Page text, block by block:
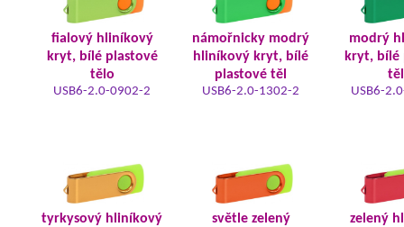
fialový hliníkový
kryt, bílé plastové
tělo
USB6-2.0-0902-2
námořnicky modrý
hliníkový kryt, bílé
plastové těl
USB6-2.0-1302-2
modrý
kryt, bílé
USB6-
tyrkysový hliníkový
světle zelený
zelený